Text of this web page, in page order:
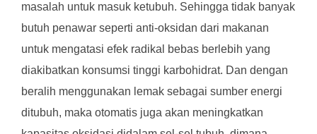
masalah untuk masuk ketubuh. Sehingga tidak banyak
butuh penawar seperti anti-oksidan dari makanan
untuk mengatasi efek radikal bebas berlebih yang
diakibatkan konsumsi tinggi karbohidrat. Dan dengan
beralih menggunakan lemak sebagai sumber energi
ditubuh, maka otomatis juga akan meningkatkan